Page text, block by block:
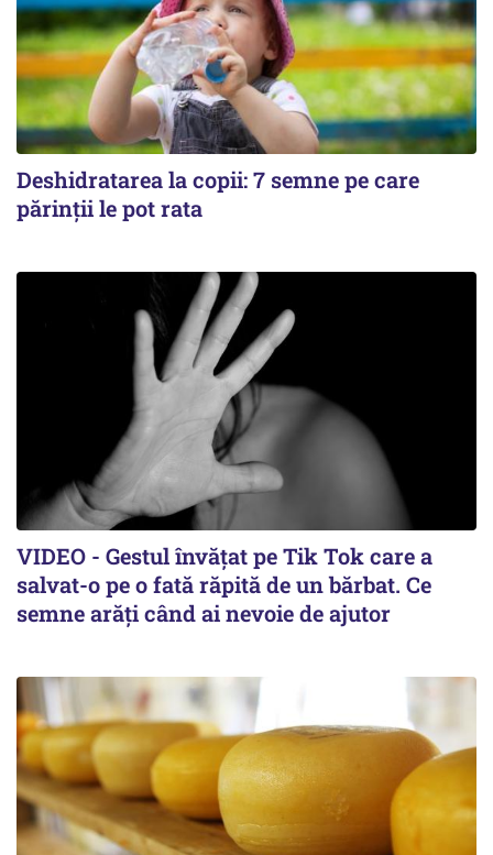
Deshidratarea la copii: 7 semne pe care
părinții le pot rata
VIDEO - Gestul învățat pe Tik Tok care a
salvat-o pe o fată răpită de un bărbat. Ce
semne arăți când ai nevoie de ajutor